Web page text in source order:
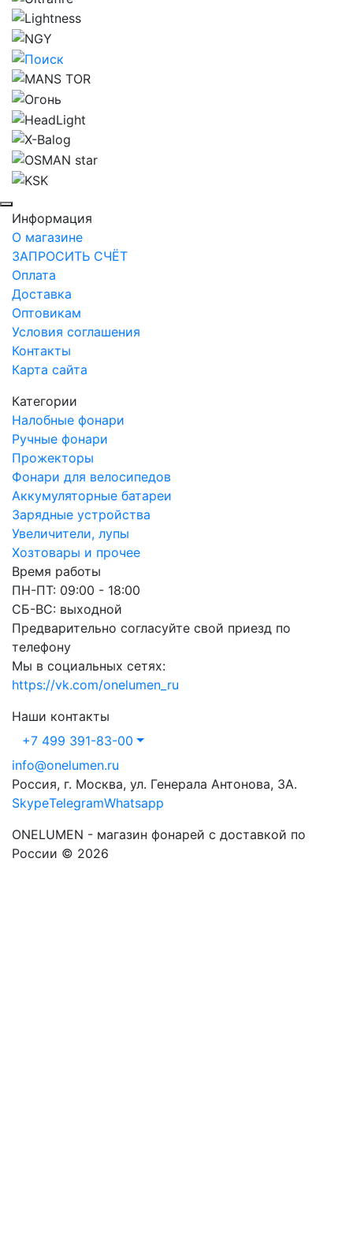
Информация
О магазине
ЗАПРОСИТЬ СЧЁТ
Оплата
Доставка
Оптовикам
Условия соглашения
Контакты
Карта сайта
Категории
Налобные фонари
Ручные фонари
Прожекторы
Фонари для велосипедов
Аккумуляторные батареи
Зарядные устройства
Увеличители, лупы
Хозтовары и прочее
Время работы
ПН-ПТ: 09:00 - 18:00
СБ-ВС: выходной
Предварительно согласуйте свой приезд по
телефону
Мы в социальных сетях:
https://vk.com/onelumen_ru
Наши контакты
+7 499 391-83-00
info@onelumen.ru
Россия, г. Москва, ул. Генерала Антонова, 3А.
SkypeTelegramWhatsapp
ONELUMEN - магазин фонарей с доставкой по
России © 2026